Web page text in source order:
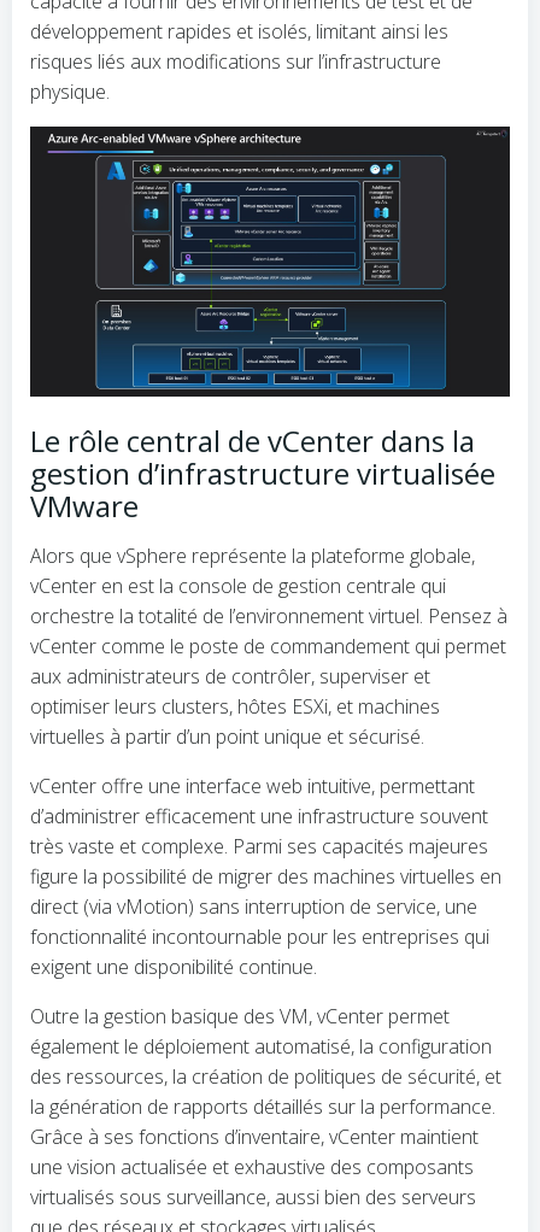
développement rapides et isolés, limitant ainsi les
risques liés aux modifications sur l’infrastructure
physique.
Le rôle central de vCenter dans la
gestion d’infrastructure virtualisée
VMware
Alors que vSphere représente la plateforme globale,
vCenter en est la console de gestion centrale qui
orchestre la totalité de l’environnement virtuel. Pensez à
vCenter comme le poste de commandement qui permet
aux administrateurs de contrôler, superviser et
optimiser leurs clusters, hôtes ESXi, et machines
virtuelles à partir d’un point unique et sécurisé.
vCenter offre une interface web intuitive, permettant
d’administrer efficacement une infrastructure souvent
très vaste et complexe. Parmi ses capacités majeures
figure la possibilité de migrer des machines virtuelles en
direct (via vMotion) sans interruption de service, une
fonctionnalité incontournable pour les entreprises qui
exigent une disponibilité continue.
Outre la gestion basique des VM, vCenter permet
également le déploiement automatisé, la configuration
des ressources, la création de politiques de sécurité, et
la génération de rapports détaillés sur la performance.
Grâce à ses fonctions d’inventaire, vCenter maintient
une vision actualisée et exhaustive des composants
virtualisés sous surveillance, aussi bien des serveurs